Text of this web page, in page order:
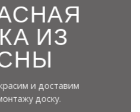
ИЗ
и доставим
доску.